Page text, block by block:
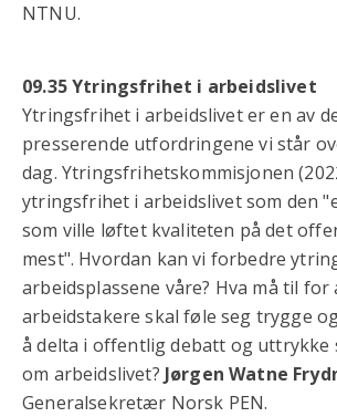
NTNU.
09.35 Ytringsfrihet i arbeidslivet
Ytringsfrihet i arbeidslivet er en av
presserende utfordringene vi står
dag. Ytringsfrihetskommisjonen
ytringsfrihet i arbeidslivet som den
som ville løftet kvaliteten på det
mest". Hvordan kan vi forbedre
arbeidsplassene våre? Hva må til for
arbeidstakere skal føle seg trygge
å delta i offentlig debatt og uttrykke
om arbeidslivet? Jørgen Watne
Generalsekretær Norsk PEN.